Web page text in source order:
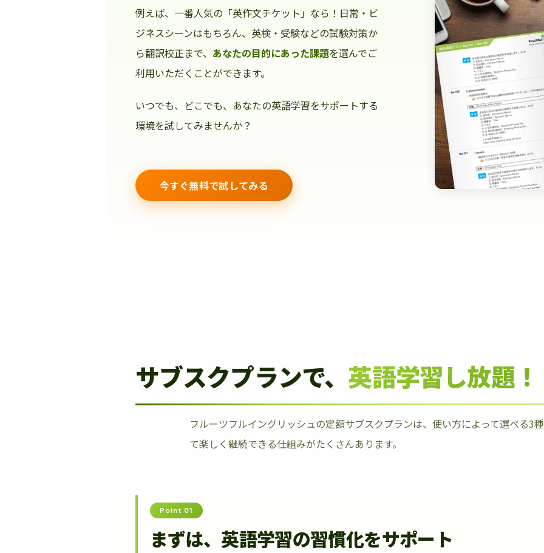
例えば、一番人気の「英作文チケット」なら！日常・ビ
ジネスシーンはもちろん、英検・受験などの試験対策か
ら翻訳校正まで、 あなたの目的にあった課題を選んでご
利用いただくことができます。
いつでも、どこでも、あなたの英語学習をサポートする
環境を試してみませんか？
今すぐ無料で試してみる
サブスクプランで、 英語学習し放題！
フルーツフルイングリッシュの定額サブスクプランは、使い方によって選べる3
て楽しく継続できる仕組みがたくさんあります。
Point 01
まずは、英語学習の習慣化をサポート